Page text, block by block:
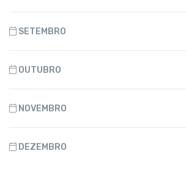
SETEMBRO
OUTUBRO
NOVEMBRO
DEZEMBRO